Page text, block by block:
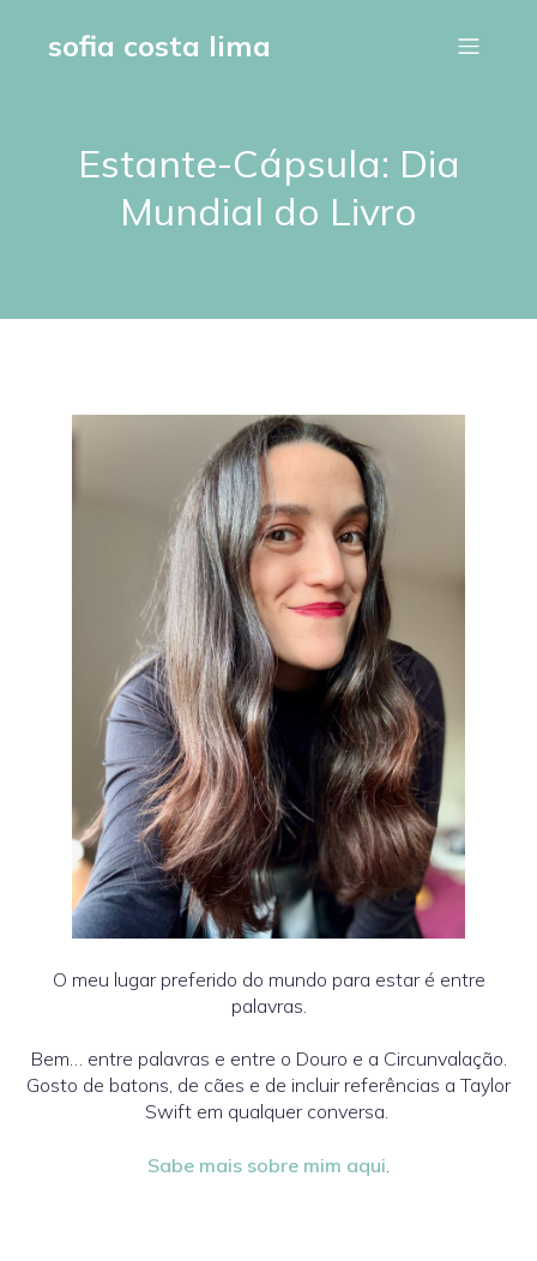
sofia costa lima
Estante-Cápsula: Dia
Mundial do Livro
O meu lugar preferido do mundo para estar é entre
palavras.
Bem… entre palavras e entre o Douro e a Circunvalação.
Gosto de batons, de cães e de incluir referências a Taylor
Swift em qualquer conversa.
Sabe mais sobre mim aqui.